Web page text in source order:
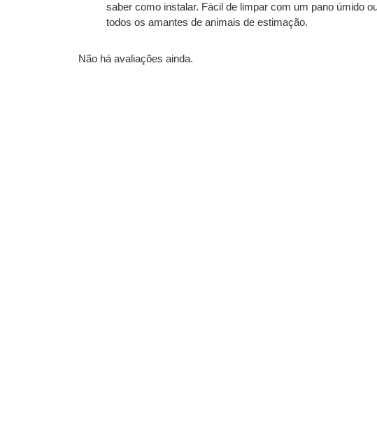
saber como instalar. Fácil de limpar com um pano úmido
todos os amantes de animais de estimação.
Não há avaliações ainda.